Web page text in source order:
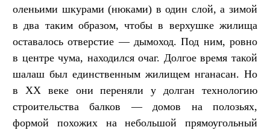
оленьими шкурами (нюками) в один слой, а зимой
в два таким образом, чтобы в верхушке жилища
оставалось отверстие — дымоход. Под ним, ровно
в центре чума, находился очаг. Долгое время такой
шалаш был единственным жилищем нганасан. Но
в XX веке они переняли у долган технологию
строительства балков — домов на полозьях,
формой похожих на небольшой прямоугольный